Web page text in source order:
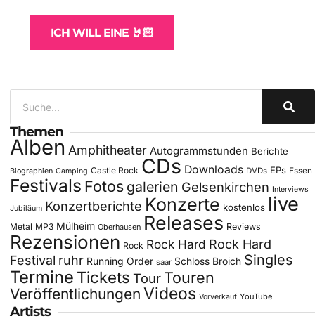
ICH WILL EINE 🤘🏻
Themen
Alben Amphitheater Autogrammstunden Berichte
Biographien Camping Castle Rock CDs Downloads DVDs EPs Essen
Festivals Fotos galerien Gelsenkirchen Interviews
Jubiläum Konzertberichte Konzerte kostenlos live
Metal MP3 Mülheim Oberhausen Releases Reviews
Rezensionen Rock Rock Hard Rock Hard
Festival ruhr Running Order saar Schloss Broich Singles
Termine Tickets Tour Touren
Veröffentlichungen Videos Vorverkauf YouTube
Artists